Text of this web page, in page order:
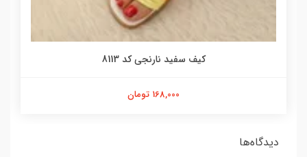
کیف سفید نارنجی کد 8113
168,000 تومان
دیدگاه‌ها